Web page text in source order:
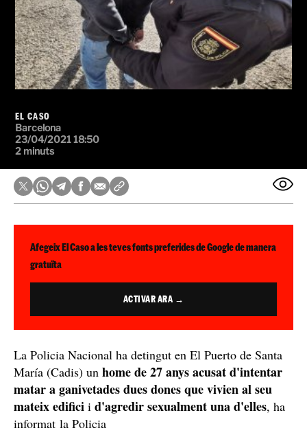
EL CASO
Barcelona
23/04/2021 18:50
2 minuts
Afegeix El Caso a les teves fonts preferides de Google de manera
gratuïta
ACTIVAR ARA →
La Policia Nacional ha detingut en El Puerto de Santa
María (Cadis) un home de 27 anys acusat d'intentar
matar a ganivetades dues dones que vivien al seu
mateix edifici i d'agredir sexualment una d'elles, ha
informat la Policia